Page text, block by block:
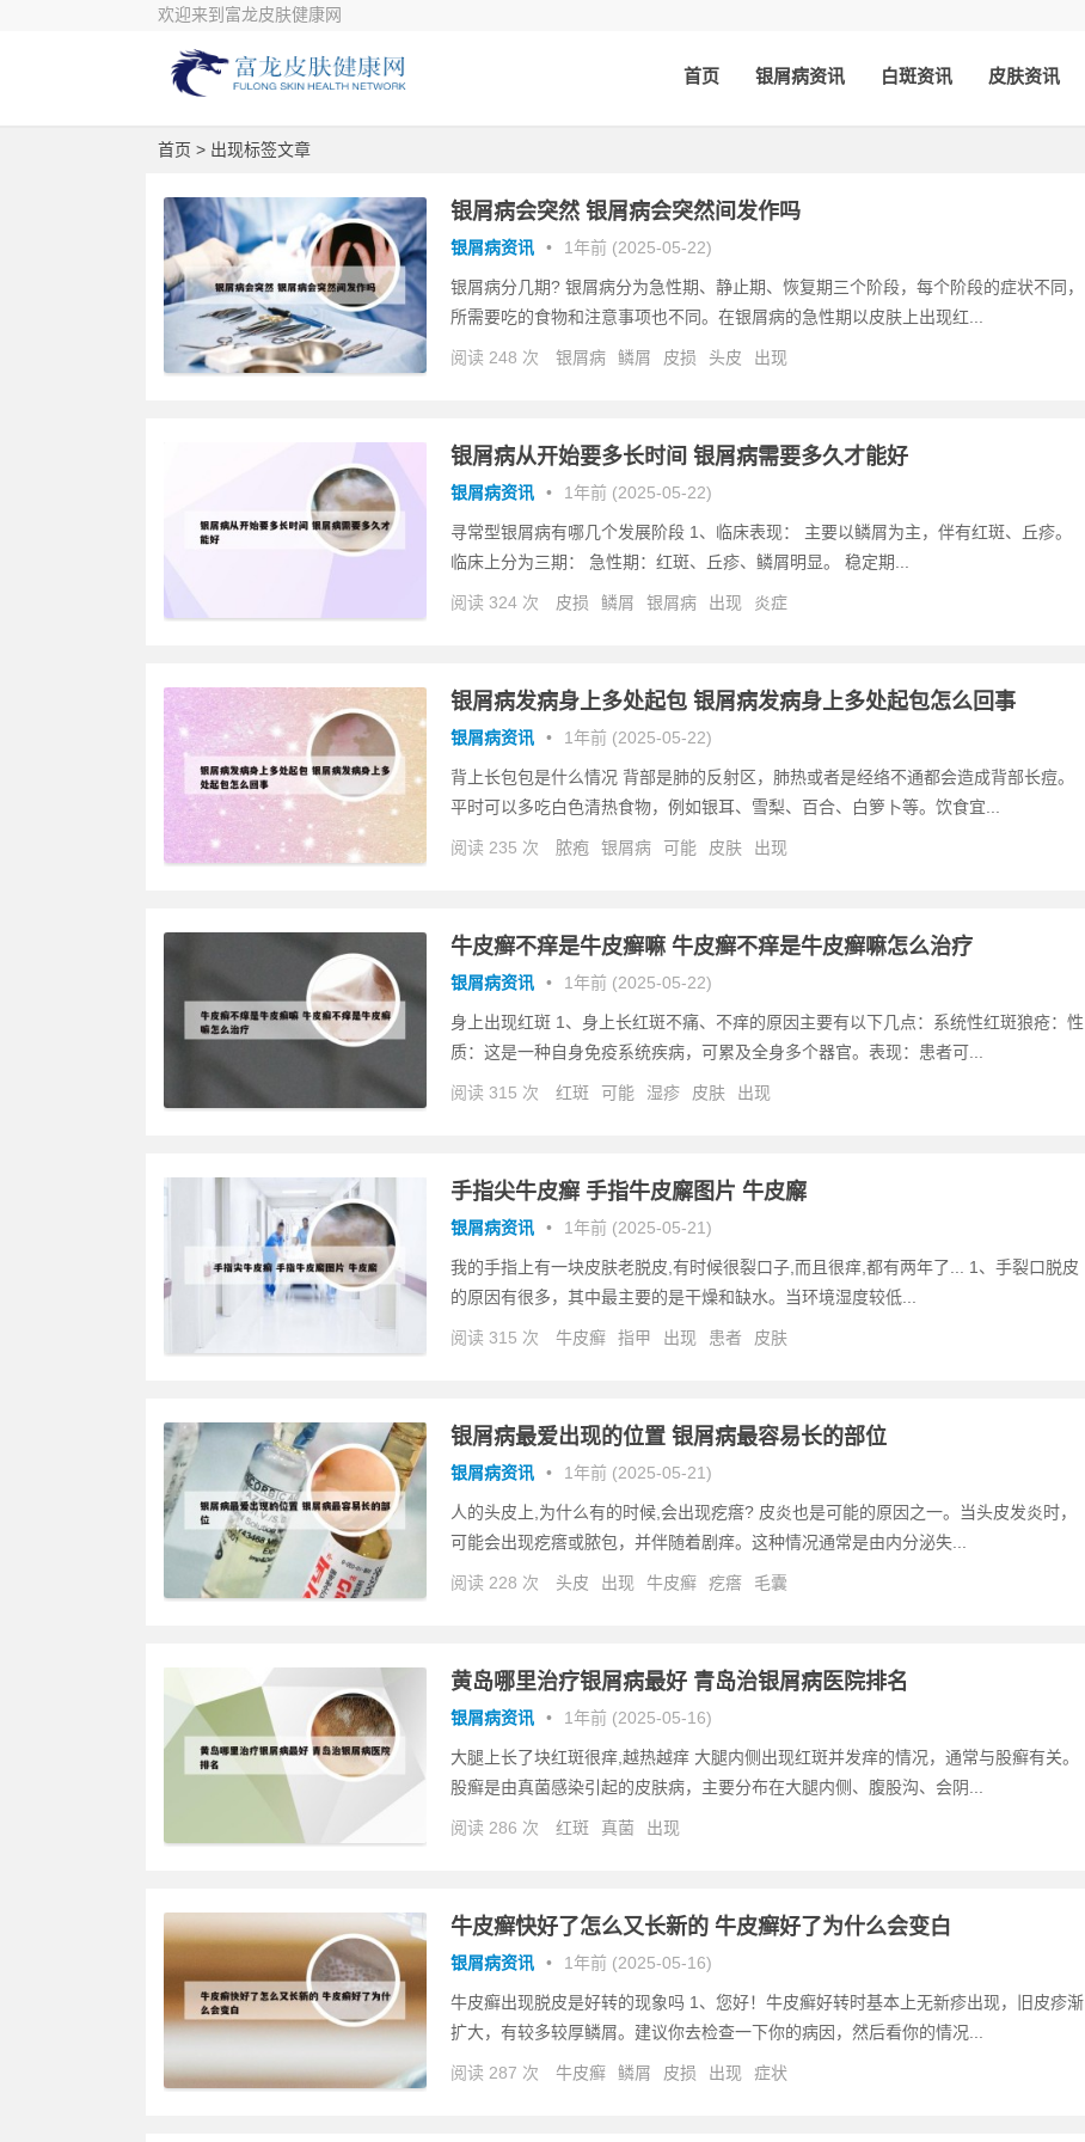
欢迎来到富龙皮肤健康网
首页 银屑病资讯 白斑资讯 皮肤资讯
首页 > 出现标签文章
银屑病会突然 银屑病会突然间发作吗
银屑病资讯 • 1年前 (2025-05-22)
银屑病分几期? 银屑病分为急性期、静止期、恢复期三个阶段，每个阶段的症状不同，
所需要吃的食物和注意事项也不同。在银屑病的急性期以皮肤上出现红...
阅读 248 次 银屑病 鳞屑 皮损 头皮 出现
银屑病从开始要多长时间 银屑病需要多久才能好
银屑病资讯 • 1年前 (2025-05-22)
寻常型银屑病有哪几个发展阶段 1、临床表现： 主要以鳞屑为主，伴有红斑、丘疹。
临床上分为三期： 急性期：红斑、丘疹、鳞屑明显。 稳定期...
阅读 324 次 皮损 鳞屑 银屑病 出现 炎症
银屑病发病身上多处起包 银屑病发病身上多处起包怎么回事
银屑病资讯 • 1年前 (2025-05-22)
背上长包包是什么情况 背部是肺的反射区，肺热或者是经络不通都会造成背部长痘。
平时可以多吃白色清热食物，例如银耳、雪梨、百合、白箩卜等。饮食宜...
阅读 235 次 脓疱 银屑病 可能 皮肤 出现
牛皮癣不痒是牛皮癣嘛 牛皮癣不痒是牛皮癣嘛怎么治疗
银屑病资讯 • 1年前 (2025-05-22)
身上出现红斑 1、身上长红斑不痛、不痒的原因主要有以下几点：系统性红斑狼疮：性
质：这是一种自身免疫系统疾病，可累及全身多个器官。表现：患者可...
阅读 315 次 红斑 可能 湿疹 皮肤 出现
手指尖牛皮癣 手指牛皮廨图片 牛皮廨
银屑病资讯 • 1年前 (2025-05-21)
我的手指上有一块皮肤老脱皮,有时候很裂口子,而且很痒,都有两年了... 1、手裂口脱皮
的原因有很多，其中最主要的是干燥和缺水。当环境湿度较低...
阅读 315 次 牛皮癣 指甲 出现 患者 皮肤
银屑病最爱出现的位置 银屑病最容易长的部位
银屑病资讯 • 1年前 (2025-05-21)
人的头皮上,为什么有的时候,会出现疙瘩? 皮炎也是可能的原因之一。当头皮发炎时，
可能会出现疙瘩或脓包，并伴随着剧痒。这种情况通常是由内分泌失...
阅读 228 次 头皮 出现 牛皮癣 疙瘩 毛囊
黄岛哪里治疗银屑病最好 青岛治银屑病医院排名
银屑病资讯 • 1年前 (2025-05-16)
大腿上长了块红斑很痒,越热越痒 大腿内侧出现红斑并发痒的情况，通常与股癣有关。
股癣是由真菌感染引起的皮肤病，主要分布在大腿内侧、腹股沟、会阴...
阅读 286 次 红斑 真菌 出现
牛皮癣快好了怎么又长新的 牛皮癣好了为什么会变白
银屑病资讯 • 1年前 (2025-05-16)
牛皮癣出现脱皮是好转的现象吗 1、您好！牛皮癣好转时基本上无新疹出现，旧皮疹渐
扩大，有较多较厚鳞屑。建议你去检查一下你的病因，然后看你的情况...
阅读 287 次 牛皮癣 鳞屑 皮损 出现 症状